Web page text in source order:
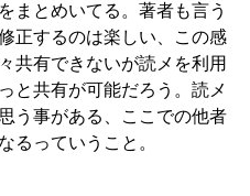
まとめいてる。著者も言う
正するのは楽しい、この感
共有できないが読メを利用
と共有が可能だろう。読メ
う事がある、ここでの他者
るっていうこと。